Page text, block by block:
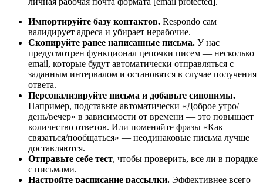
Импортируйте базу контактов. Respondo сам
валидирует адреса и убирает нерабочие.
Скопируйте ранее написанные письма. У нас
предусмотрен функционал цепочки писем — несколько
email, которые будут автоматически отправляться с
заданным интервалом и остановятся в случае получения
ответа.
Персонализируйте письма и добавьте синонимы.
Например, подставьте автоматически «Доброе утро/
день/вечер» в зависимости от времени — это повышает
количество ответов. Или поменяйте фразы «Как
связаться/пообщаться» — неодинаковые письма лучше
доставляются.
Отправьте себе тест, чтобы проверить, все ли в порядке
с письмами.
Настройте расписание рассылки. Эффективнее всего